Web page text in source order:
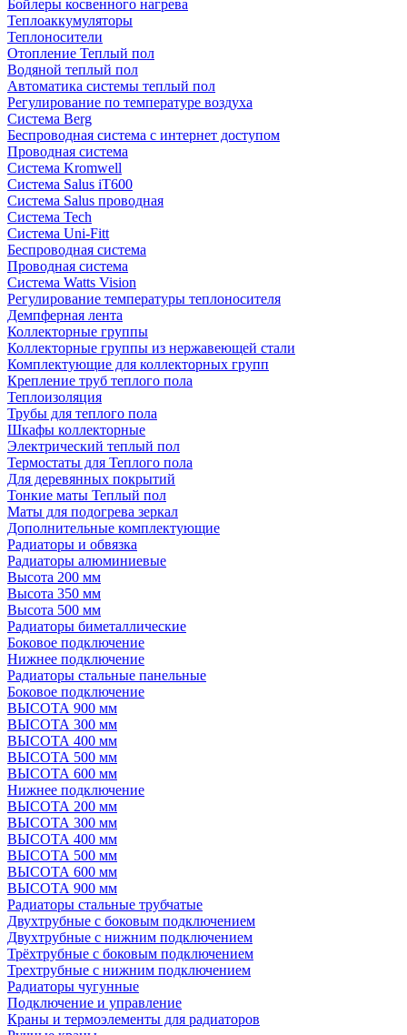
Бойлеры косвенного нагрева
Теплоаккумуляторы
Теплоносители
Отопление Теплый пол
Водяной теплый пол
Автоматика системы теплый пол
Регулирование по температуре воздуха
Система Berg
Беспроводная система с интернет доступом
Проводная система
Система Kromwell
Система Salus iT600
Система Salus проводная
Система Tech
Система Uni-Fitt
Беспроводная система
Проводная система
Система Watts Vision
Регулирование температуры теплоносителя
Демпферная лента
Коллекторные группы
Коллекторные группы из нержавеющей стали
Комплектующие для коллекторных групп
Крепление труб теплого пола
Теплоизоляция
Трубы для теплого пола
Шкафы коллекторные
Электрический теплый пол
Термостаты для Теплого пола
Для деревянных покрытий
Тонкие маты Теплый пол
Маты для подогрева зеркал
Дополнительные комплектующие
Радиаторы и обвязка
Радиаторы алюминиевые
Высота 200 мм
Высота 350 мм
Высота 500 мм
Радиаторы биметаллические
Боковое подключение
Нижнее подключение
Радиаторы стальные панельные
Боковое подключение
ВЫСОТА 900 мм
ВЫСОТА 300 мм
ВЫСОТА 400 мм
ВЫСОТА 500 мм
ВЫСОТА 600 мм
Нижнее подключение
ВЫСОТА 200 мм
ВЫСОТА 300 мм
ВЫСОТА 400 мм
ВЫСОТА 500 мм
ВЫСОТА 600 мм
ВЫСОТА 900 мм
Радиаторы стальные трубчатые
Двухтрубные с боковым подключением
Двухтрубные с нижним подключением
Трёхтрубные с боковым подключением
Трехтрубные с нижним подключением
Радиаторы чугунные
Подключение и управление
Краны и термоэлементы для радиаторов